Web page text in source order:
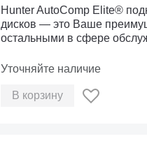
Hunter AutoComp Elite®
дисков — это Ваше
остальными в сфере
Уточняйте наличие
В корзину